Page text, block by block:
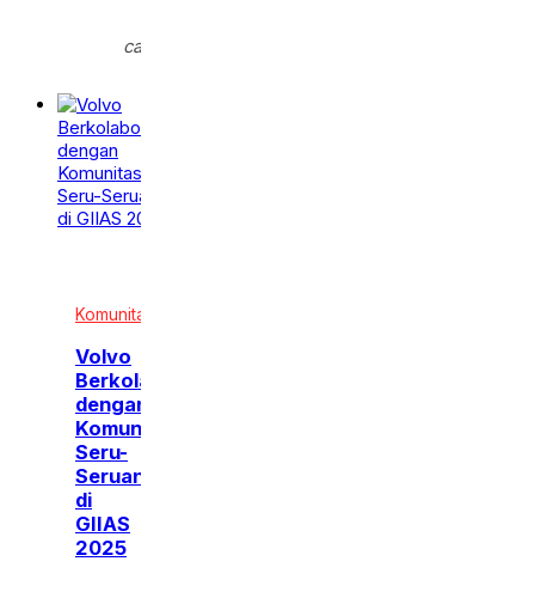
calendar_month
Komunitas
Volvo
Berkolaborasi
dengan
Komunitas,
Seru-
Seruan
di
GIIAS
2025